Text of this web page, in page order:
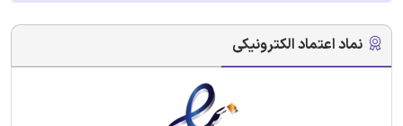
نماد اعتماد الکترونیکی